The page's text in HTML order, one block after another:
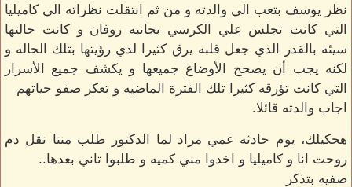
نظر يوسف بتعب الي والدته و من ثم انتقلت نظراته الي كاميليا
التي كانت تجلس علي الكرسي بجانبه روفان و كانت حالتها
سيئه بالقدر الذي جعل قلبه يرق كثيرا لدي رؤيتها بتلك الحاله و
لكنه يجب أن يصحح الأوضاع جميعها و يكشف جميع الأسرار
التي كانت تؤرقه كثيرا تلك الفترة الماضيه و تعكر صفو حياتهم
اجاب والدته قائلا.
هحكيلك، يوم حادثه عمي مراد لما الدكتور طلب مننا نقل دم
روحت انا و كاميليا و اخدوا مني كميه و طلبوا تاني بعدها..
صفيه بتذكر